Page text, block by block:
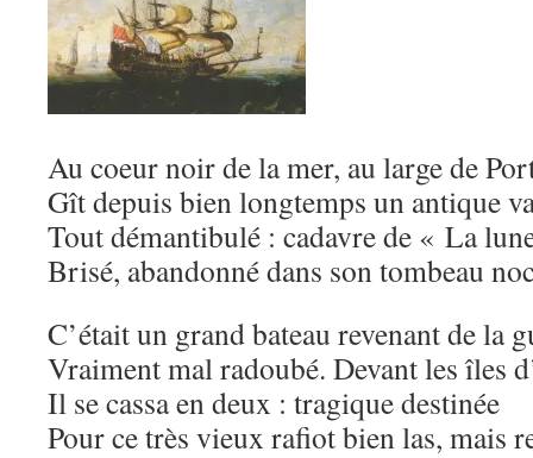
Au coeur noir de la mer, au large de
Gît depuis bien longtemps un antique
Tout démantibulé : cadavre de « La
Brisé, abandonné dans son tombeau
C’était un grand bateau revenant de la
Vraiment mal radoubé. Devant les îles
Il se cassa en deux : tragique destinée
Pour ce très vieux rafiot bien las, mais